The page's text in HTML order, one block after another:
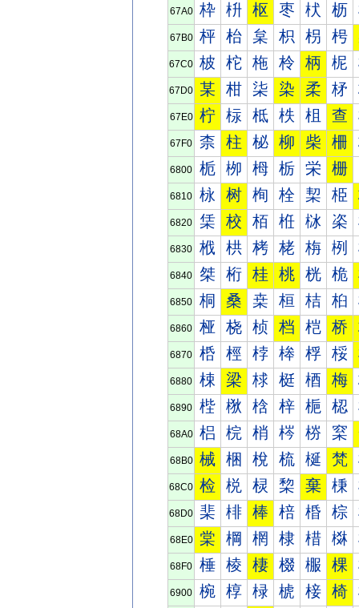
67A0 枠 枡 枢 枣 枤 枥
67B0 枰 枱 枲 枳 枴 枵
67C0 柀 柁 柂 柃 柄 柅
67D0 某 柑 柒 染 柔 柕
67E0 柠 柡 柢 柣 柤 查
67F0 柰 柱 柲 柳 柴 柵
6800 栀 栁 栂 栃 栄 栅
6810 栐 树 栒 栓 栔 栕
6820 栠 校 栢 栣 栤 栥
6830 栰 栱 栲 栳 栴 栵
6840 桀 桁 桂 桃 桄 桅
6850 桐 桑 桒 桓 桔 桕
6860 桠 桡 桢 档 桤 桥
6870 桰 桱 桲 桳 桴 桵
6880 梀 梁 梂 梃 梄 梅
6890 梐 梑 梒 梓 梔 梕
68A0 梠 梡 梢 梣 梤 梥
68B0 械 梱 梲 梳 梴 梵
68C0 检 棁 棂 棃 棄 棅
68D0 棐 棑 棒 棓 棔 棕
68E0 棠 棡 棢 棣 棤 棥
68F0 棰 棱 棲 棳 棴 棵
6900 椀 椁 椂 椃 椄 椅